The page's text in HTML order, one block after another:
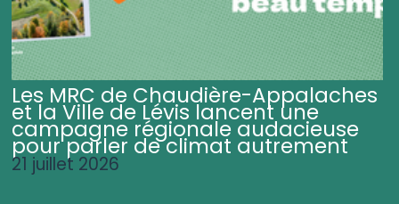
Les MRC de Chaudière-Appalaches
et la Ville de Lévis lancent une
campagne régionale audacieuse
pour parler de climat autrement
21 juillet 2026